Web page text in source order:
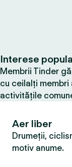
Interese
Membrii Tinder
cu ceilalți membri
activitățile
Aer liber
Drumeții,
motiv anume.